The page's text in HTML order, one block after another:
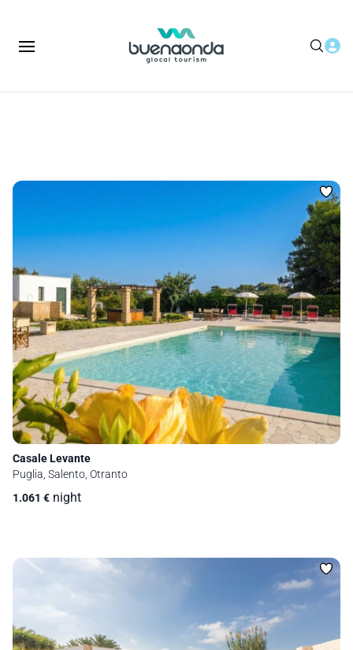
Casale Levante
Puglia, Salento, Otranto
1.061 € night